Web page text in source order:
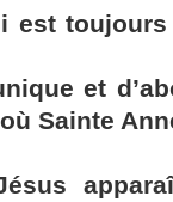
est toujours
et
Sainte